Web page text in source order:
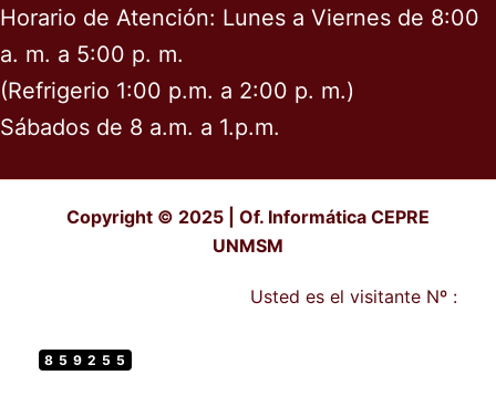
Horario de Atención: Lunes a Viernes de 8:00
a. m. a 5:00 p. m.
(Refrigerio 1:00 p.m. a 2:00 p. m.)
Sábados de 8 a.m. a 1.p.m.
Copyright © 2025 | Of. Informática CEPRE
UNMSM
Usted es el visitante Nº :
859255